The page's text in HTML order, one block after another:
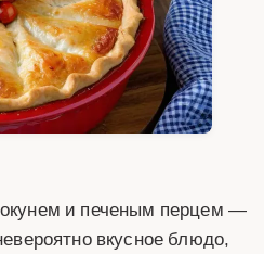
и печеным перцем —
вкусное блюдо,